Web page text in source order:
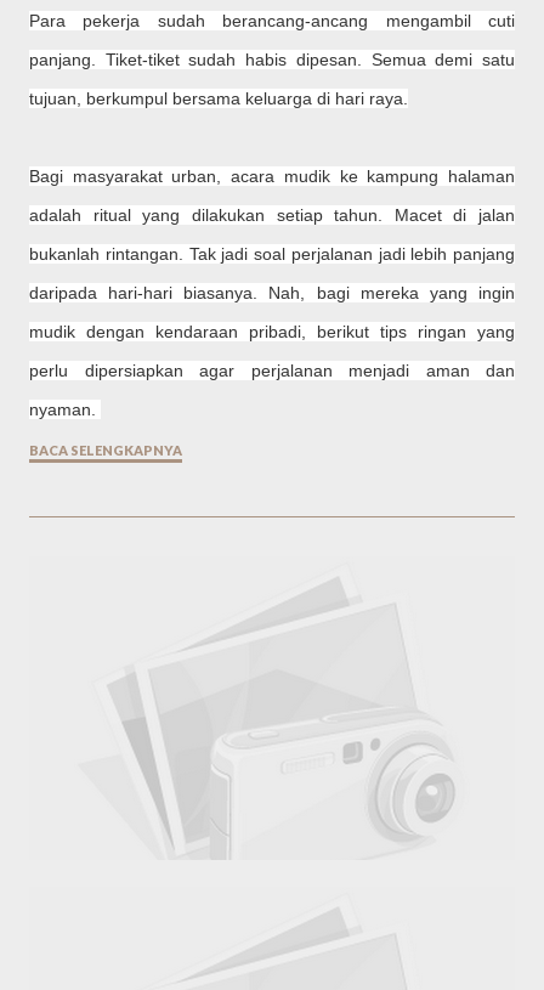
Para pekerja sudah berancang-ancang mengambil cuti
panjang. Tiket-tiket sudah habis dipesan. Semua demi satu
tujuan, berkumpul bersama keluarga di hari raya.
Bagi masyarakat urban, acara mudik ke kampung halaman
adalah ritual yang dilakukan setiap tahun. Macet di jalan
bukanlah rintangan. Tak jadi soal perjalanan jadi lebih panjang
daripada hari-hari biasanya. Nah, bagi mereka yang ingin
mudik dengan kendaraan pribadi, berikut tips ringan yang
perlu dipersiapkan agar perjalanan menjadi aman dan
nyaman.
BACA SELENGKAPNYA